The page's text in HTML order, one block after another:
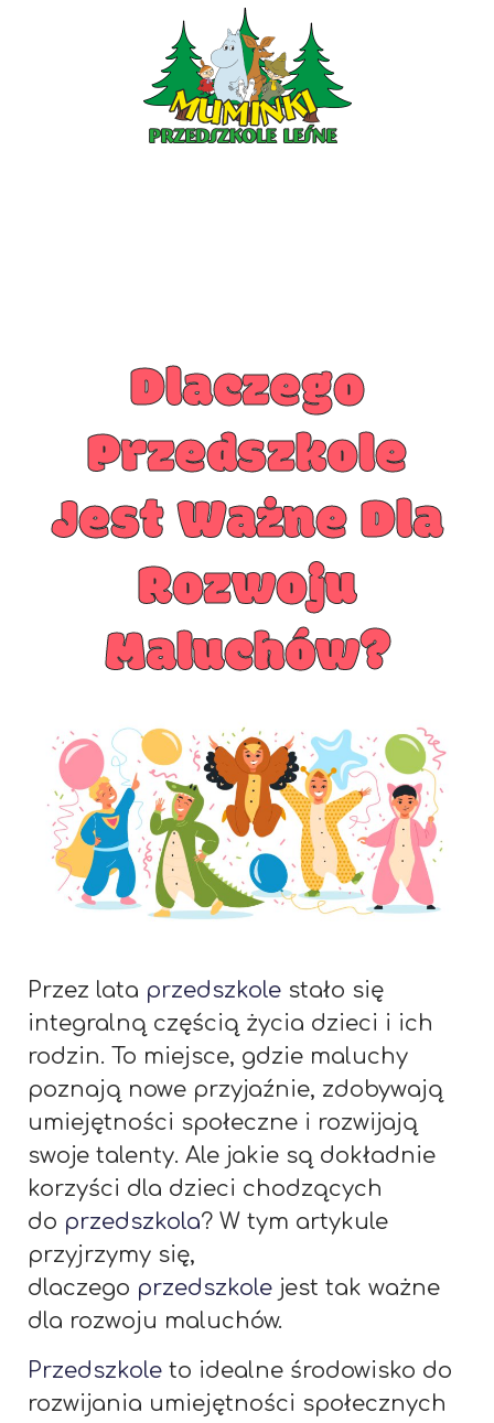
AKTUALNOŚCI
Dlaczego
Przedszkole
Jest Ważne Dla
Rozwoju
Maluchów?
Przez lata przedszkole stało się
integralną częścią życia dzieci i ich
rodzin. To miejsce, gdzie maluchy
poznają nowe przyjaźnie, zdobywają
umiejętności społeczne i rozwijają
swoje talenty. Ale jakie są dokładnie
korzyści dla dzieci chodzących
do przedszkola? W tym artykule
przyjrzymy się,
dlaczego przedszkole jest tak ważne
dla rozwoju maluchów.
Przedszkole to idealne środowisko do
rozwijania umiejętności społecznych